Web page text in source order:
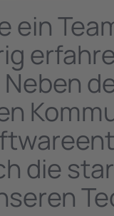
ein
die